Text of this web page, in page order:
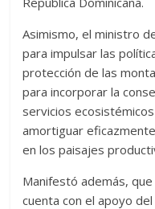
Asimismo, el ministro
para impulsar las
protección de las
para incorporar la
servicios
amortiguar
en los paisajes
Manifestó además,
cuenta con el apoyo